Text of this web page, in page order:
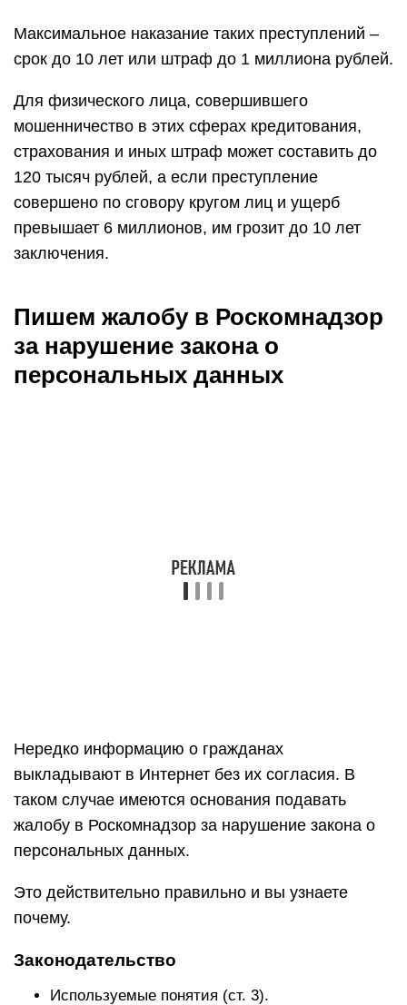
Максимальное наказание таких преступлений –
срок до 10 лет или штраф до 1 миллиона рублей.
Для физического лица, совершившего
мошенничество в этих сферах кредитования,
страхования и иных штраф может составить до
120 тысяч рублей, а если преступление
совершено по сговору кругом лиц и ущерб
превышает 6 миллионов, им грозит до 10 лет
заключения.
Пишем жалобу в Роскомнадзор
за нарушение закона о
персональных данных
Нередко информацию о гражданах
выкладывают в Интернет без их согласия. В
таком случае имеются основания подавать
жалобу в Роскомнадзор за нарушение закона о
персональных данных.
Это действительно правильно и вы узнаете
почему.
Законодательство
Используемые понятия (ст. 3).